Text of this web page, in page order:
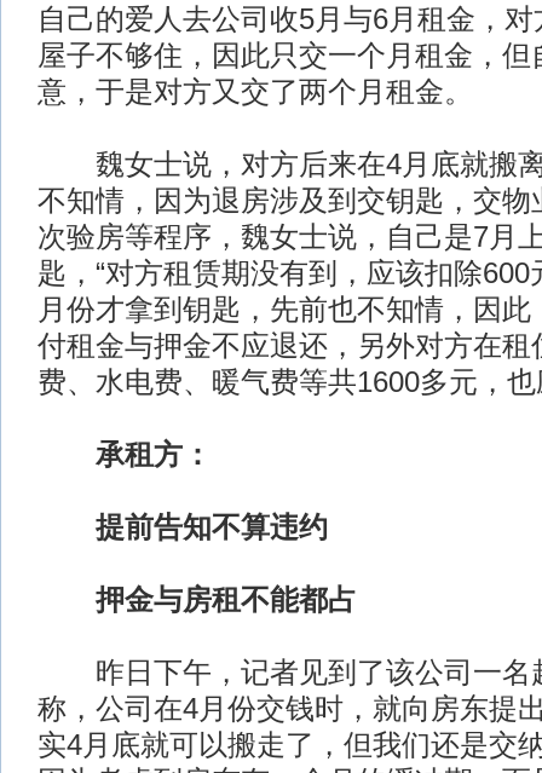
自己的爱人去公司收5月与6月租金，
屋子不够住，因此只交一个月租金，但
意，于是对方又交了两个月租金。
魏女士说，对方后来在4月底就搬
不知情，因为退房涉及到交钥匙，交物
次验房等程序，魏女士说，自己是7月
匙，“对方租赁期没有到，应该扣除
月份才拿到钥匙，先前也不知情，因
付租金与押金不应退还，另外对方在租
费、水电费、暖气费等共1600多元，
承租方：
提前告知不算违约
押金与房租不能都占
昨日下午，记者见到了该公司一名
称，公司在4月份交钱时，就向房东提
实4月底就可以搬走了，但我们还是交